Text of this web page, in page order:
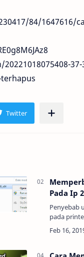
84/1647616/
Pada Ip
Penyebab
pada
maind
tersebut